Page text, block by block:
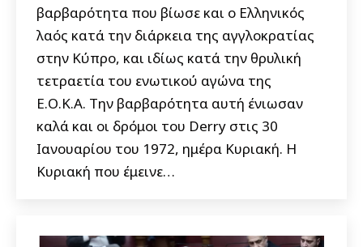
βαρβαρότητα που βίωσε και ο Ελληνικός
λαός κατά την διάρκεια της αγγλοκρατίας
στην Κύπρο, και ιδίως κατά την θρυλική
τετραετία του ενωτικού αγώνα της
Ε.Ο.Κ.Α. Την βαρβαρότητα αυτή ένιωσαν
καλά και οι δρόμοι του Derry στις 30
Ιανουαρίου του 1972, ημέρα Κυριακή. Η
Κυριακή που έμεινε…